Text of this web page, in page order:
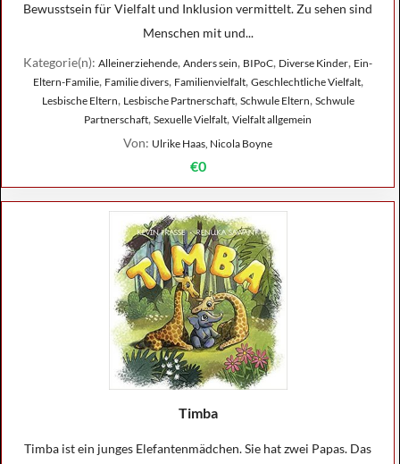
Bewusstsein für Vielfalt und Inklusion vermittelt. Zu sehen sind
Menschen mit und...
Kategorie(n): Alleinerziehende, Anders sein, BIPoC, Diverse Kinder, Ein-
Eltern-Familie, Familie divers, Familienvielfalt, Geschlechtliche Vielfalt,
Lesbische Eltern, Lesbische Partnerschaft, Schwule Eltern, Schwule
Partnerschaft, Sexuelle Vielfalt, Vielfalt allgemein
Von: Ulrike Haas, Nicola Boyne
€0
Timba
Timba ist ein junges Elefantenmädchen. Sie hat zwei Papas. Das